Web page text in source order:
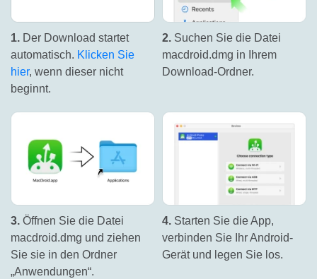
1. Der Download startet
automatisch. Klicken Sie
hier, wenn dieser nicht
beginnt.
2. Suchen Sie die Datei
macdroid.dmg in Ihrem
Download-Ordner.
3. Öffnen Sie die Datei
macdroid.dmg und ziehen
Sie sie in den Ordner
„Anwendungen“.
4. Starten Sie die App,
verbinden Sie Ihr Android-
Gerät und legen Sie los.